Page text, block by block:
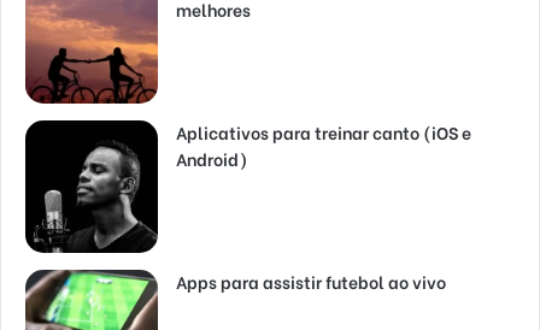
melhores
Aplicativos para treinar canto (iOS e
Android)
Apps para assistir futebol ao vivo